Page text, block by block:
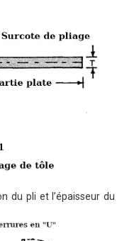
du pli et l’épaisseur du